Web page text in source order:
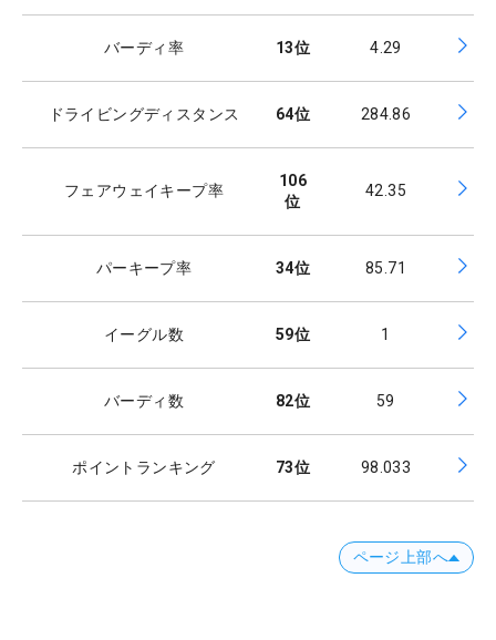
バーディ率 13位 4.29
ドライビングディスタンス 64位 284.86
フェアウェイキープ率
106
位
42.35
パーキープ率 34位 85.71
イーグル数 59位 1
バーディ数 82位 59
ポイントランキング 73位 98.033
ページ上部へ